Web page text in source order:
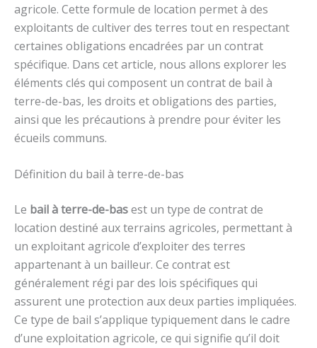
agricole. Cette formule de location permet à des
exploitants de cultiver des terres tout en respectant
certaines obligations encadrées par un contrat
spécifique. Dans cet article, nous allons explorer les
éléments clés qui composent un contrat de bail à
terre-de-bas, les droits et obligations des parties,
ainsi que les précautions à prendre pour éviter les
écueils communs.
Définition du bail à terre-de-bas
Le bail à terre-de-basest un type de contrat de
location destiné aux terrains agricoles, permettant à
un exploitant agricole d’exploiter des terres
appartenant à un bailleur. Ce contrat est
généralement régi par des lois spécifiques qui
assurent une protection aux deux parties impliquées.
Ce type de bail s’applique typiquement dans le cadre
d’une exploitation agricole, ce qui signifie qu’il doit